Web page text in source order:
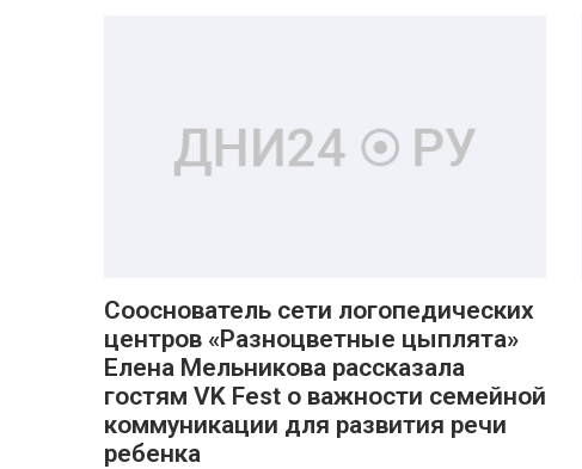
Сооснователь сети логопедических
центров «Разноцветные цыплята»
Елена Мельникова рассказала
гостям VK Fest о важности семейной
коммуникации для развития речи
ребенка